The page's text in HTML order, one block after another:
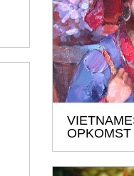
OPKOMST